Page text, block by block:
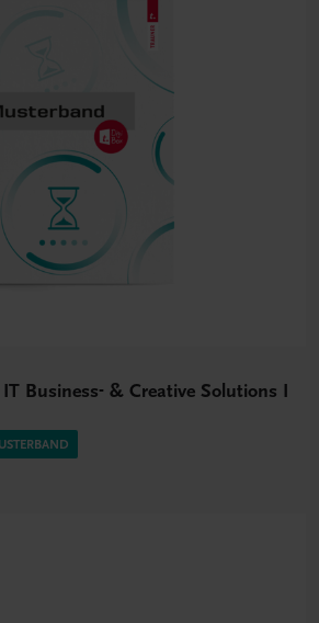
Business- & Creative Solutions I